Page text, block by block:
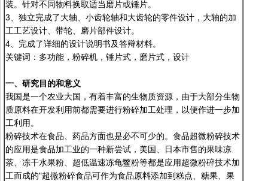
装。针对不同物料换取适当磨片或锤片。
3、独立完成了大轴、小齿轮轴和大齿轮的零件设计，大轴的加
工工艺设计、带轮、磨片部件设计。
4、完成了详细的设计说明书及答辩材料。
关键词：多功能，粉碎机，锤片式，磨片式，设计
一、研究目的和意义
我国是一个农业大国，有着丰富的生物质资源，由于大部分生物
质原料在开发利用前都需要进行粉碎加工处理，以便作进一步加
工利用。
粉碎技术在食品、药品方面也是必不可少的。食品超微粉碎技术
的应用是食品加工业的一种新尝试，美国、日本市售的果味凉
茶、冻干水果粉、超低温速冻龟鳖粉等都是应用超微粉碎技术加
工而成的"超微粉碎食品可作为食品原料添加到糕点、糖果、果